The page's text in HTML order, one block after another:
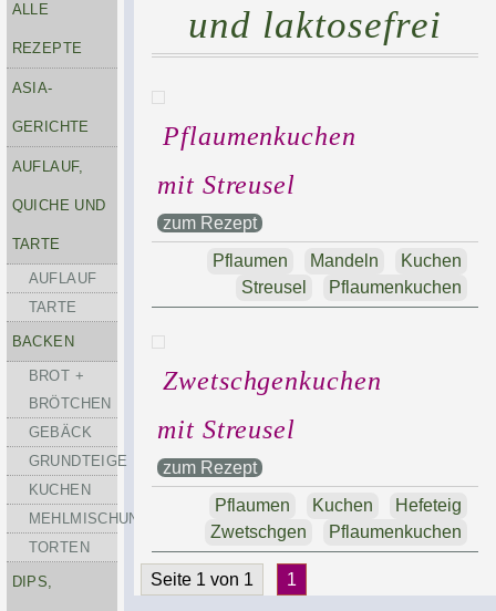
ALLE
REZEPTE
ASIA-
GERICHTE
AUFLAUF,
QUICHE UND
TARTE
AUFLAUF
TARTE
BACKEN
BROT +
BRÖTCHEN
GEBÄCK
GRUNDTEIGE
KUCHEN
MEHLMISCHUNGEN
TORTEN
DIPS,
und laktosefrei
Pflaumenkuchen
mit Streusel
zum Rezept
Kuchen
Mandeln
Pflaumen
Pflaumenkuchen
Streusel
Zwetschgenkuchen
mit Streusel
zum Rezept
Hefeteig
Kuchen
Pflaumen
Pflaumenkuchen
Zwetschgen
Seite 1 von 1 1